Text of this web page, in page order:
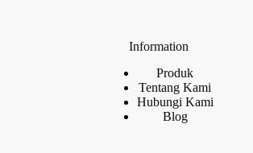
Information
Produk
Tentang Kami
Hubungi Kami
Blog